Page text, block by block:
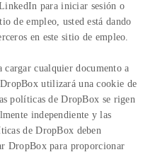
para iniciar sesión o
de empleo, usted está dando
en este sitio de empleo.
cargar cualquier documento a
utilizará una cookie de
políticas de DropBox se rigen
independiente y las
de DropBox deben
DropBox para proporcionar